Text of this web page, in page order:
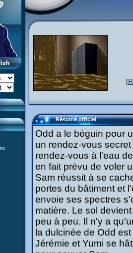
1)
2)
!
[
Résumé officiel
Odd a le béguin pour
un rendez-vous
rendez-vous à l'eau
en fait prévu de voler
Sam réussit à se
portes du bâtiment et
envoie ses spectres
matière. Le sol
peu à peu. Il n'y a
la dulcinée de Odd
Jérémie et Yumi se